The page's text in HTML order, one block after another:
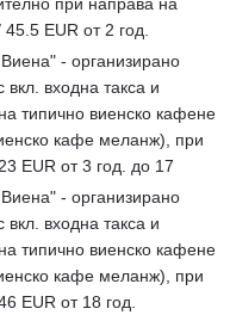
EUR от 2 год.
- организирано
входна такса и
типично виенско кафене
кафе меланж), при
EUR от 3 год. до 17
- организирано
входна такса и
типично виенско кафене
кафе меланж), при
EUR от 18 год.